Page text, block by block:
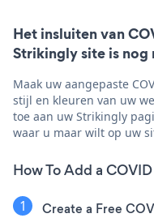
Het insluiten van
Strikingly site is
Maak uw aangepaste
stijl en kleuren van uw
toe aan uw Strikingly
waar u maar wilt op uw
How To Add a
Create a Free